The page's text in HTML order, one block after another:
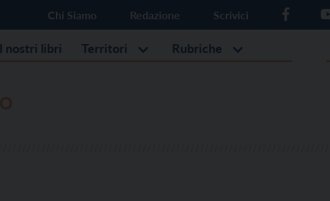
Chi Siamo Redazione Scrivici
I nostri libri Territori Rubriche